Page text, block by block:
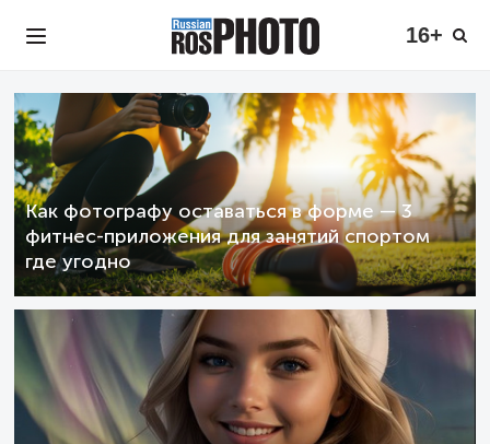
16+
Как фотографу оставаться в форме — 3
фитнес-приложения для занятий спортом
где угодно